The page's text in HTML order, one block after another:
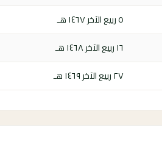
٥ ربيع الآخر ١٤٦٧ هـ
١٦ ربيع الآخر ١٤٦٨ هـ
٢٧ ربيع الآخر ١٤٦٩ هـ